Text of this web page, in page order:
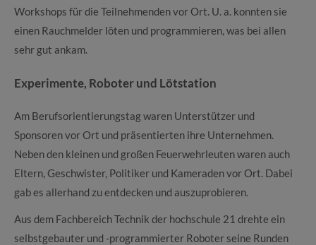
Workshops für die Teilnehmenden vor Ort. U. a. konnten sie
einen Rauchmelder löten und programmieren, was bei allen
sehr gut ankam.
Experimente, Roboter und Lötstation
Am Berufsorientierungstag waren Unterstützer und
Sponsoren vor Ort und präsentierten ihre Unternehmen.
Neben den kleinen und großen Feuerwehrleuten waren auch
Eltern, Geschwister, Politiker und Kameraden vor Ort. Dabei
gab es allerhand zu entdecken und auszuprobieren.
Aus dem Fachbereich Technik der hochschule 21 drehte ein
selbstgebauter und -programmierter Roboter seine Runden